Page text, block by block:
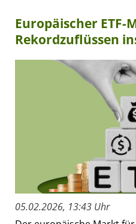
Europäischer
Rekordzuflüssen
05.02.2026, 13:43 Uhr